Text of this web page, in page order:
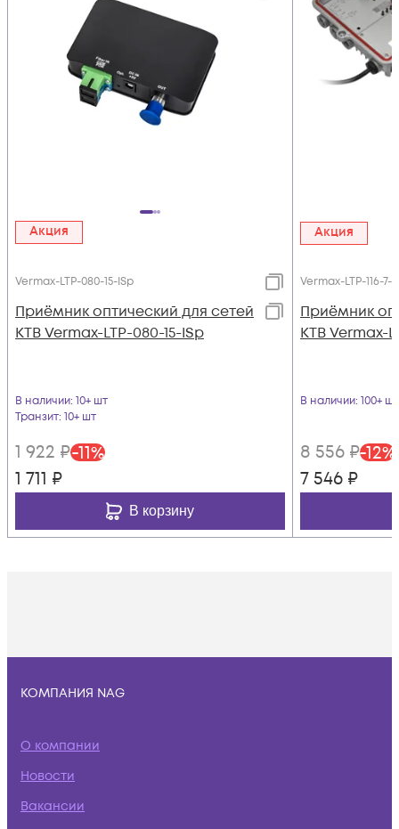
Акция
Vermax-LTP-080-15-ISp
Приёмник оптический для сетей
КТВ Vermax-LTP-080-15-ISp
В наличии: 10+ шт
Транзит: 10+ шт
1 922 ₽-11%
1 711 ₽
В корзину
Акция
Vermax-LTP-116-7-
Приёмник
КТВ Vermax-
В наличии: 100+ шт
8 556 ₽-12%
7 546 ₽
КОМПАНИЯ NAG
О компании
Новости
Вакансии